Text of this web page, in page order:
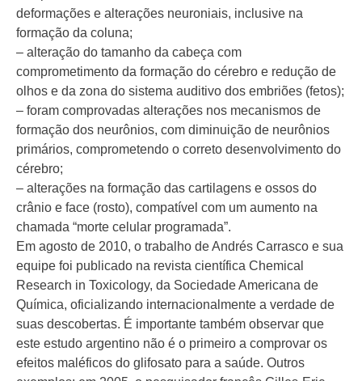
deformações e alterações neuroniais, inclusive na
formação da coluna;
– alteração do tamanho da cabeça com
comprometimento da formação do cérebro e redução de
olhos e da zona do sistema auditivo dos embriões (fetos);
– foram comprovadas alterações nos mecanismos de
formação dos neurônios, com diminuição de neurônios
primários, comprometendo o correto desenvolvimento do
cérebro;
– alterações na formação das cartilagens e ossos do
crânio e face (rosto), compatível com um aumento na
chamada “morte celular programada”.
Em agosto de 2010, o trabalho de Andrés Carrasco e sua
equipe foi publicado na revista científica Chemical
Research in Toxicology, da Sociedade Americana de
Química, oficializando internacionalmente a verdade de
suas descobertas. É importante também observar que
este estudo argentino não é o primeiro a comprovar os
efeitos maléficos do glifosato para a saúde. Outros